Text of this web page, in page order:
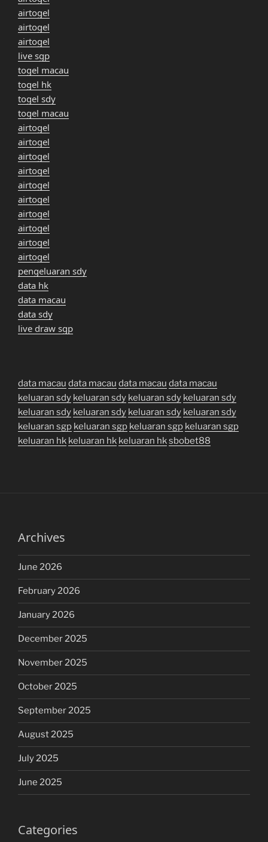
airtogel
airtogel
airtogel
live sgp
togel macau
togel hk
togel sdy
togel macau
airtogel
airtogel
airtogel
airtogel
airtogel
airtogel
airtogel
airtogel
airtogel
airtogel
pengeluaran sdy
data hk
data macau
data sdy
live draw sgp
data macau data macau data macau data macau
keluaran sdy keluaran sdy keluaran sdy keluaran sdy
keluaran sdy keluaran sdy keluaran sdy keluaran sdy
keluaran sgp keluaran sgp keluaran sgp keluaran sgp
keluaran hk keluaran hk keluaran hksbobet88
Archives
June 2026
February 2026
January 2026
December 2025
November 2025
October 2025
September 2025
August 2025
July 2025
June 2025
Categories